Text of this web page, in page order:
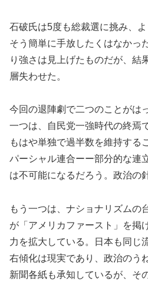
石破氏は5度も総裁選に挑み、よ
そう簡単に手放したくはなかっ
り強さは見上げたものだが、結
層失わせた。
今回の退陣劇で二つのことがは
一つは、自民党一強時代の終焉
もはや単独で過半数を維持する
パーシャル連合ーー部分的な連
は不可能になるだろう。政治の
もう一つは、ナショナリズムの
が「アメリカファースト」を掲
力を拡大している。日本も同じ
右傾化は現実であり、政治のう
新聞各紙も承知しているが、そ